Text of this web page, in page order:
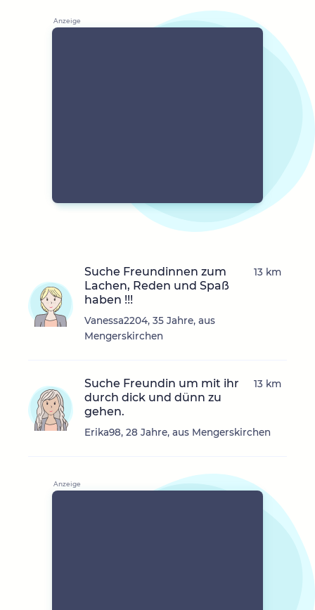
Suche Freundinnen zum
Lachen, Reden und Spaß
haben !!!
Vanessa2204, 35 Jahre, aus
Mengerskirchen
13 km
Suche Freundin um mit ihr
durch dick und dünn zu
gehen.
Erika98, 28 Jahre, aus Mengerskirchen
13 km